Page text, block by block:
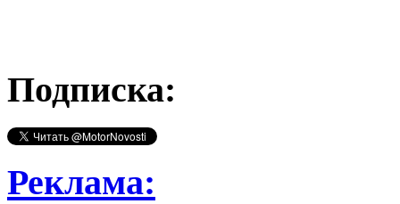
Подписка:
Реклама: